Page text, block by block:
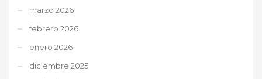
marzo 2026
febrero 2026
enero 2026
diciembre 2025